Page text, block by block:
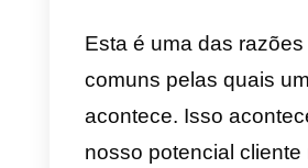
produto não era
queriam perder